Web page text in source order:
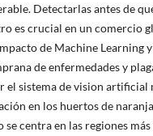
Detectarlas antes de
es crucial en un comercio
de Machine Learning
de enfermedades y
el sistema de vision artificial
en los huertos de
centra en las regiones